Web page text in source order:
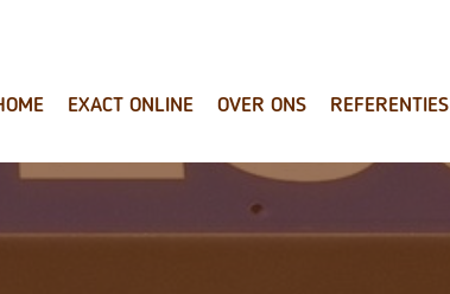
EXACT ONLINE OVER ONS REFERENTIES